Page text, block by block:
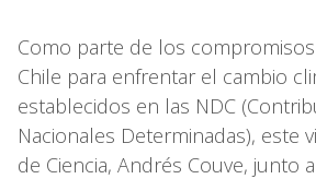
Como parte de los
Chile para enfrentar el cambio
establecidos en las NDC
Nacionales Determinadas), este
de Ciencia, Andrés Couve, junto